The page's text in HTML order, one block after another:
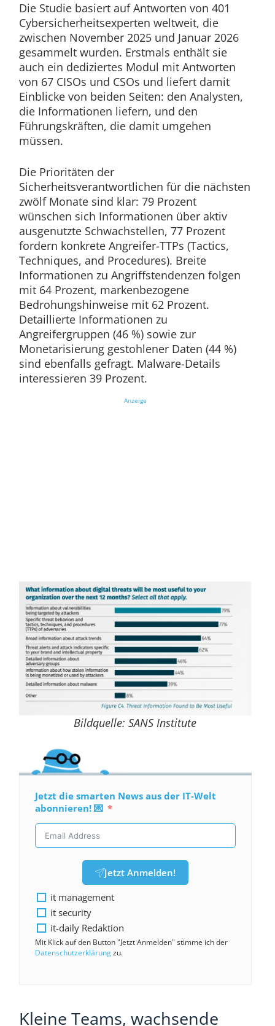
Die Studie basiert auf Antworten von 401
Cybersicherheitsexperten weltweit, die
zwischen November 2025 und Januar 2026
gesammelt wurden. Erstmals enthält sie
auch ein dediziertes Modul mit Antworten
von 67 CISOs und CSOs und liefert damit
Einblicke von beiden Seiten: den Analysten,
die Informationen liefern, und den
Führungskräften, die damit umgehen
müssen.
Die Prioritäten der
Sicherheitsverantwortlichen für die nächsten
zwölf Monate sind klar: 79 Prozent
wünschen sich Informationen über aktiv
ausgenutzte Schwachstellen, 77 Prozent
fordern konkrete Angreifer-TTPs (Tactics,
Techniques, and Procedures). Breite
Informationen zu Angriffstendenzen folgen
mit 64 Prozent, markenbezogene
Bedrohungshinweise mit 62 Prozent.
Detaillierte Informationen zu
Angreifergruppen (46 %) sowie zur
Monetarisierung gestohlener Daten (44 %)
sind ebenfalls gefragt. Malware-Details
interessieren 39 Prozent.
Anzeige
Bildquelle: SANS Institute
Jetzt die smarten News aus der IT-Welt
abonnieren! 💌
Jetzt Anmelden!
it management
it security
it-daily Redaktion
Mit Klick auf den Button "Jetzt Anmelden" stimme ich der
Datenschutzerklärungzu.
Kleine Teams, wachsende